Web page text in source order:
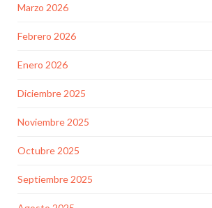
Marzo 2026
Febrero 2026
Enero 2026
Diciembre 2025
Noviembre 2025
Octubre 2025
Septiembre 2025